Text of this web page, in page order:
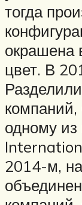
тогда
окрашена
цвет. В
одному
2014-м,